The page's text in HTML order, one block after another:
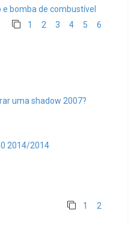
e bomba de combustível
1 2 3 4 5 6
uma shadow 2007?
2014/2014
1 2